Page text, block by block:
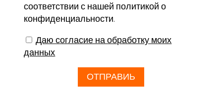
соответствии с нашей политикой о
конфиденциальности.
Даю согласие на обработку моих
данных